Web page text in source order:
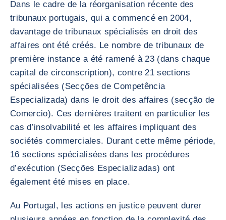
Dans le cadre de la réorganisation récente des
tribunaux portugais, qui a commencé en 2004,
davantage de tribunaux spécialisés en droit des
affaires ont été créés. Le nombre de tribunaux de
première instance a été ramené à 23 (dans chaque
capital de circonscription), contre 21 sections
spécialisées (Secções de Competência
Especializada) dans le droit des affaires (secção de
Comercio). Ces dernières traitent en particulier les
cas d’insolvabilité et les affaires impliquant des
sociétés commerciales. Durant cette même période,
16 sections spécialisées dans les procédures
d’exécution (Secções Especializadas) ont
également été mises en place.
Au Portugal, les actions en justice peuvent durer